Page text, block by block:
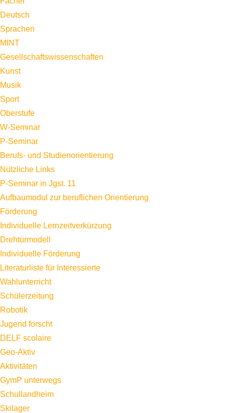
Deutsch
Sprachen
MINT
Gesellschaftswissenschaften
Kunst
Musik
Sport
Oberstufe
W-Seminar
P-Seminar
Berufs- und Studienorientierung
Nützliche Links
P-Seminar in Jgst. 11
Aufbaumodul zur beruflichen Orientierung
Förderung
Individuelle Lernzeitverkürzung
Drehtürmodell
Individuelle Förderung
Literaturliste für Interessierte
Wahlunterricht
Schülerzeitung
Robotik
Jugend forscht
DELF scolaire
Geo-Aktiv
Aktivitäten
GymP unterwegs
Schullandheim
Skilager